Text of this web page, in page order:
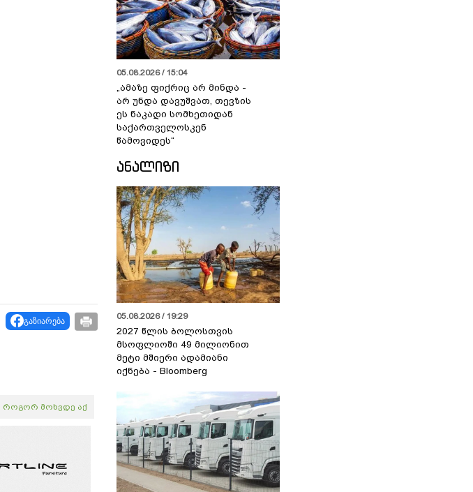
გაზიარება
როგორ მოხვდე აქ
05.08.2026 / 15:04
„ამაზე ფიქრიც არ მინდა -
არ უნდა დავუშვათ, თევზის
ეს ნაკადი სომხეთიდან
საქართველოსკენ
წამოვიდეს“
ᲐᲜᲐᲚᲘᲖᲘ
05.08.2026 / 19:29
2027 წლის ბოლოსთვის
მსოფლიოში 49 მილიონით
მეტი მშიერი ადამიანი
იქნება - Bloomberg